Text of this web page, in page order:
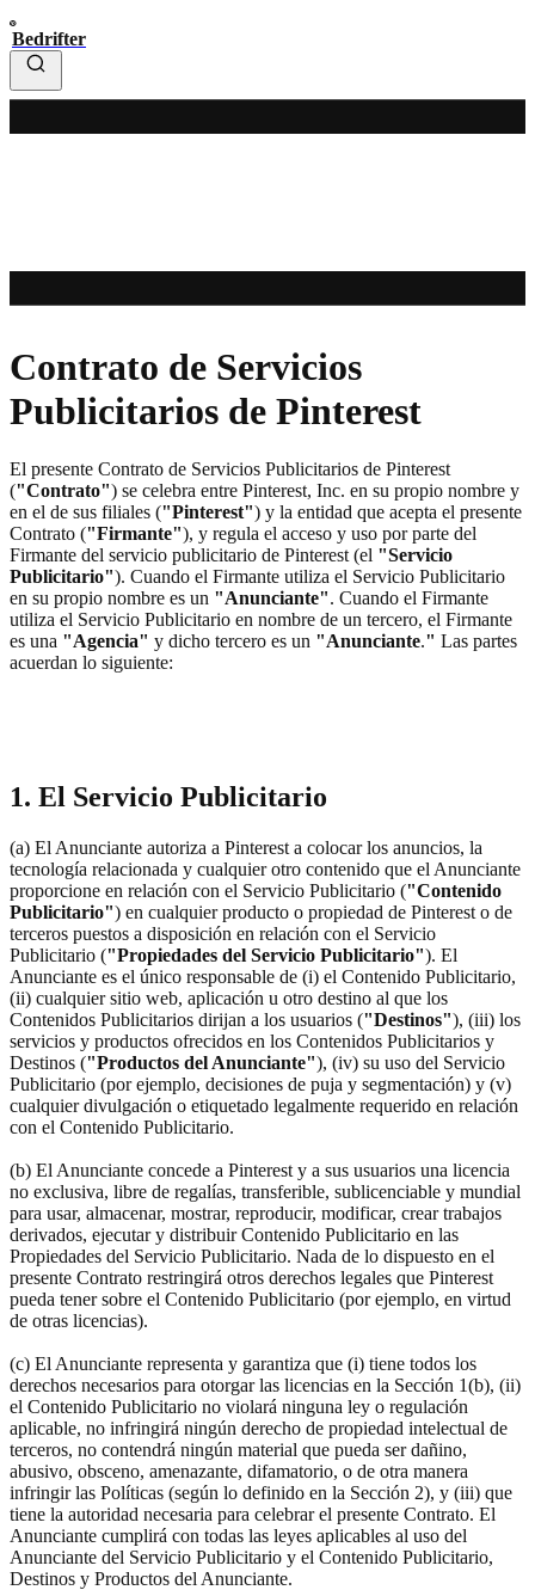
Bedrifter
Contrato de Servicios
Publicitarios de Pinterest
El presente Contrato de Servicios Publicitarios de Pinterest
("Contrato") se celebra entre Pinterest, Inc. en su propio nombre y
en el de sus filiales ("Pinterest") y la entidad que acepta el presente
Contrato ("Firmante"), y regula el acceso y uso por parte del
Firmante del servicio publicitario de Pinterest (el "Servicio
Publicitario"). Cuando el Firmante utiliza el Servicio Publicitario
en su propio nombre es un "Anunciante". Cuando el Firmante
utiliza el Servicio Publicitario en nombre de un tercero, el Firmante
es una "Agencia" y dicho tercero es un "Anunciante." Las partes
acuerdan lo siguiente:
1. El Servicio Publicitario
(a) El Anunciante autoriza a Pinterest a colocar los anuncios, la
tecnología relacionada y cualquier otro contenido que el Anunciante
proporcione en relación con el Servicio Publicitario ("Contenido
Publicitario") en cualquier producto o propiedad de Pinterest o de
terceros puestos a disposición en relación con el Servicio
Publicitario ("Propiedades del Servicio Publicitario"). El
Anunciante es el único responsable de (i) el Contenido Publicitario,
(ii) cualquier sitio web, aplicación u otro destino al que los
Contenidos Publicitarios dirijan a los usuarios ("Destinos"), (iii) los
servicios y productos ofrecidos en los Contenidos Publicitarios y
Destinos ("Productos del Anunciante"), (iv) su uso del Servicio
Publicitario (por ejemplo, decisiones de puja y segmentación) y (v)
cualquier divulgación o etiquetado legalmente requerido en relación
con el Contenido Publicitario.
(b) El Anunciante concede a Pinterest y a sus usuarios una licencia
no exclusiva, libre de regalías, transferible, sublicenciable y mundial
para usar, almacenar, mostrar, reproducir, modificar, crear trabajos
derivados, ejecutar y distribuir Contenido Publicitario en las
Propiedades del Servicio Publicitario. Nada de lo dispuesto en el
presente Contrato restringirá otros derechos legales que Pinterest
pueda tener sobre el Contenido Publicitario (por ejemplo, en virtud
de otras licencias).
(c) El Anunciante representa y garantiza que (i) tiene todos los
derechos necesarios para otorgar las licencias en la Sección 1(b), (ii)
el Contenido Publicitario no violará ninguna ley o regulación
aplicable, no infringirá ningún derecho de propiedad intelectual de
terceros, no contendrá ningún material que pueda ser dañino,
abusivo, obsceno, amenazante, difamatorio, o de otra manera
infringir las Políticas (según lo definido en la Sección 2), y (iii) que
tiene la autoridad necesaria para celebrar el presente Contrato. El
Anunciante cumplirá con todas las leyes aplicables al uso del
Anunciante del Servicio Publicitario y el Contenido Publicitario,
Destinos y Productos del Anunciante.